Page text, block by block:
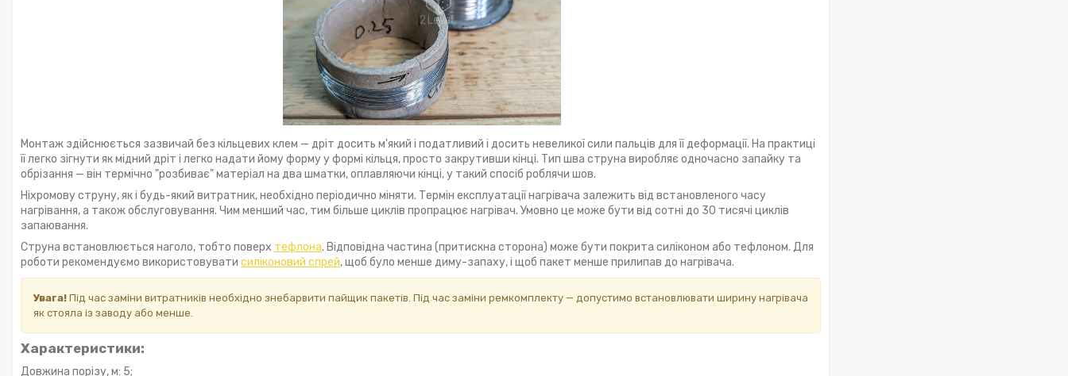
Монтаж здійснюється зазвичай без кільцевих клем — дріт досить м'який і податливий і досить невеликої сили пальців для її деформації. На практиці
її легко зігнути як мідний дріт і легко надати йому форму у формі кільця, просто закрутивши кінці. Тип шва струна виробляє одночасно запайку та
обрізання — він термічно "розбиває" матеріал на два шматки, оплавляючи кінці, у такий спосіб роблячи шов.
Ніхромову струну, як і будь-який витратник, необхідно періодично міняти. Термін експлуатації нагрівача залежить від встановленого часу
нагрівання, а також обслуговування. Чим менший час, тим більше циклів пропрацює нагрівач. Умовно це може бути від сотні до 30 тисячі циклів
запаювання.
Струна встановлюється наголо, тобто поверх тефлона. Відповідна частина (притискна сторона) може бути покрита силіконом або тефлоном. Для
роботи рекомендуємо використовувати силіконовий спрей, щоб було менше диму-запаху, і щоб пакет менше прилипав до нагрівача.
Увага! Під час заміни витратників необхідно знебарвити пайщик пакетів. Під час заміни ремкомплекту — допустимо встановлювати ширину нагрівача
як стояла із заводу або менше.
Характеристики:
Довжина порізу, м: 5;